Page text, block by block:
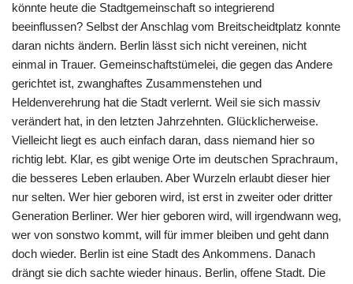
könnte heute die Stadtgemeinschaft so integrierend
beeinflussen? Selbst der Anschlag vom Breitscheidtplatz konnte
daran nichts ändern. Berlin lässt sich nicht vereinen, nicht
einmal in Trauer. Gemeinschaftstümelei, die gegen das Andere
gerichtet ist, zwanghaftes Zusammenstehen und
Heldenverehrung hat die Stadt verlernt. Weil sie sich massiv
verändert hat, in den letzten Jahrzehnten. Glücklicherweise.
Vielleicht liegt es auch einfach daran, dass niemand hier so
richtig lebt. Klar, es gibt wenige Orte im deutschen Sprachraum,
die besseres Leben erlauben. Aber Wurzeln erlaubt dieser hier
nur selten. Wer hier geboren wird, ist erst in zweiter oder dritter
Generation Berliner. Wer hier geboren wird, will irgendwann weg,
wer von sonstwo kommt, will für immer bleiben und geht dann
doch wieder. Berlin ist eine Stadt des Ankommens. Danach
drängt sie dich sachte wieder hinaus. Berlin, offene Stadt. Die